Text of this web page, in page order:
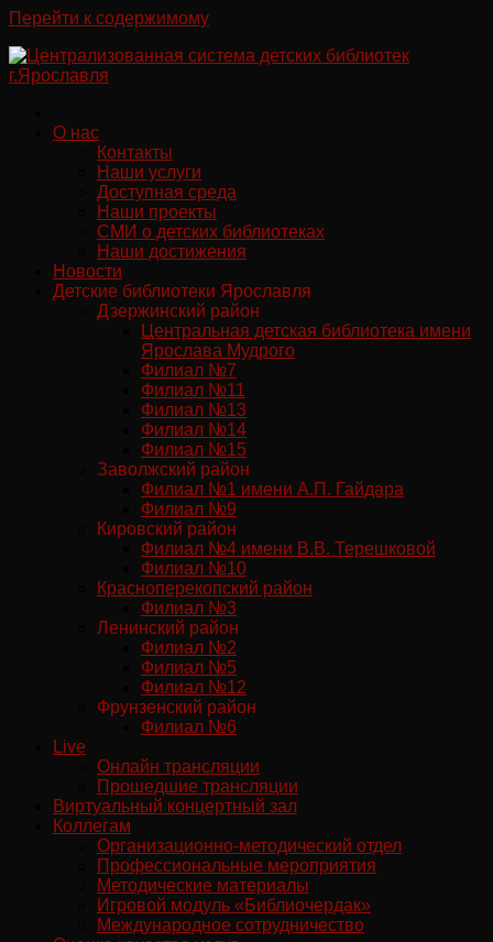
Перейти к содержимому
О нас
Контакты
Наши услуги
Доступная среда
Наши проекты
СМИ о детских библиотеках
Наши достижения
Новости
Детские библиотеки Ярославля
Дзержинский район
Центральная детская библиотека имени
Ярослава Мудрого
Филиал №7
Филиал №11
Филиал №13
Филиал №14
Филиал №15
Заволжский район
Филиал №1 имени А.П. Гайдара
Филиал №9
Кировский район
Филиал №4 имени В.В. Терешковой
Филиал №10
Красноперекопский район
Филиал №3
Ленинский район
Филиал №2
Филиал №5
Филиал №12
Фрунзенский район
Филиал №6
Live
Онлайн трансляции
Прошедшие трансляции
Виртуальный концертный зал
Коллегам
Организационно-методический отдел
Профессиональные мероприятия
Методические материалы
Игровой модуль «Библиочердак»
Международное сотрудничество